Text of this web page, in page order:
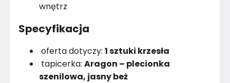
wnętrz
Specyfikacja
oferta dotyczy: 1 sztuki krzesła
tapicerka: Aragon – plecionka
szenilowa, jasny beż